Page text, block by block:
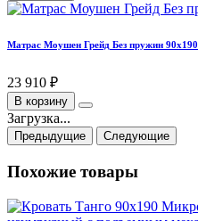
Матрас Моушен Грейд Без пружин 90х190
23 910 ₽
В корзину
Загрузка...
Предыдущие Следующие
Похожие товары